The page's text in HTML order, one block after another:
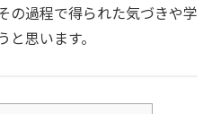
の過程で得られた気づきや学
思います。